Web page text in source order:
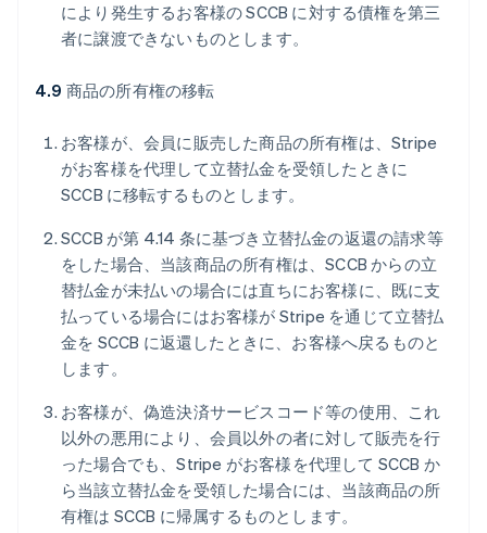
により発生するお客様の SCCB に対する債権を第三
者に譲渡できないものとします。
4.9 商品の所有権の移転
お客様が、会員に販売した商品の所有権は、Stripe
がお客様を代理して立替払金を受領したときに
SCCB に移転するものとします。
SCCB が第 4.14 条に基づき立替払金の返還の請求等
をした場合、当該商品の所有権は、SCCB からの立
替払金が未払いの場合には直ちにお客様に、既に支
払っている場合にはお客様が Stripe を通じて立替払
金を SCCB に返還したときに、お客様へ戻るものと
します。
お客様が、偽造決済サービスコード等の使用、これ
以外の悪用により、会員以外の者に対して販売を行
った場合でも、Stripe がお客様を代理して SCCB か
ら当該立替払金を受領した場合には、当該商品の所
有権は SCCB に帰属するものとします。